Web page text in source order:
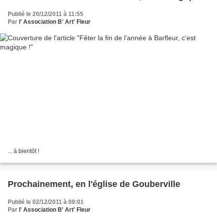
Publié le 20/12/2011 à 11:55
Par l' Association B' Art' Fleur
... à bientôt !
Prochainement, en l'église de Gouberville
Publié le 02/12/2011 à 09:01
Par l' Association B' Art' Fleur